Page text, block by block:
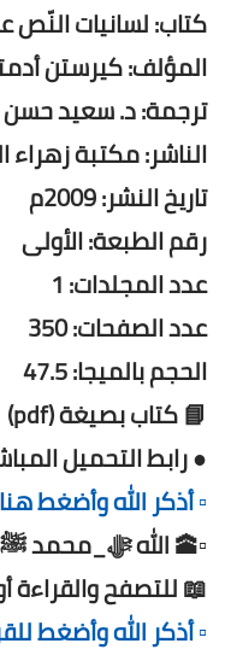
كتاب: لسانيات
المؤلف: كيرستن
ترجمة: د. سعيد
الناشر: مكتبة زهراء
تاريخ النشر: 2009م
رقم الطبعة: الأولى
عدد المجلدات: 1
عدد الصفحات: 350
الحجم بالميجا: 47.5
📘 كتاب بصيغة (pdf)
● رابط التحميل
▫️ أذكر الله وأضغط
▫️🕋 الله ﷻ_محمد
📖 للتصفح والقراءة
▫️ أذكر الله وأضغط